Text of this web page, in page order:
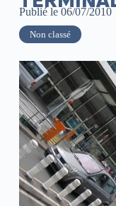
Publié le 06/07/2010
Non classé